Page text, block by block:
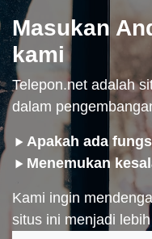
Masukan
kami
Telepon.net adalah
dalam
Apakah ada
Menemukan
Kami ingin
situs ini menjadi